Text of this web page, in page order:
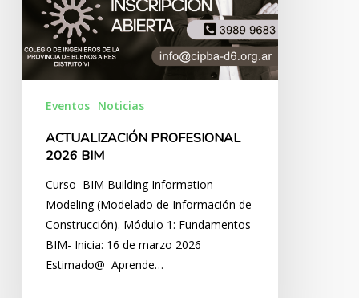
Eventos Noticias
ACTUALIZACIÓN PROFESIONAL
2026 BIM
Curso BIM Building Information
Modeling (Modelado de Información de
Construcción). Módulo 1: Fundamentos
BIM- Inicia: 16 de marzo 2026
Estimado@ Aprende…